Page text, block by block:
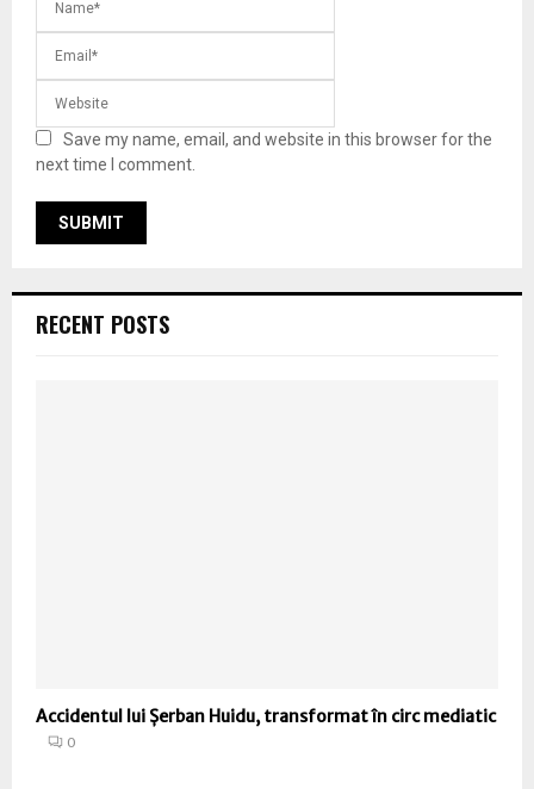
Save my name, email, and website in this browser for the
next time I comment.
RECENT POSTS
Accidentul lui Șerban Huidu, transformat în circ mediatic
0